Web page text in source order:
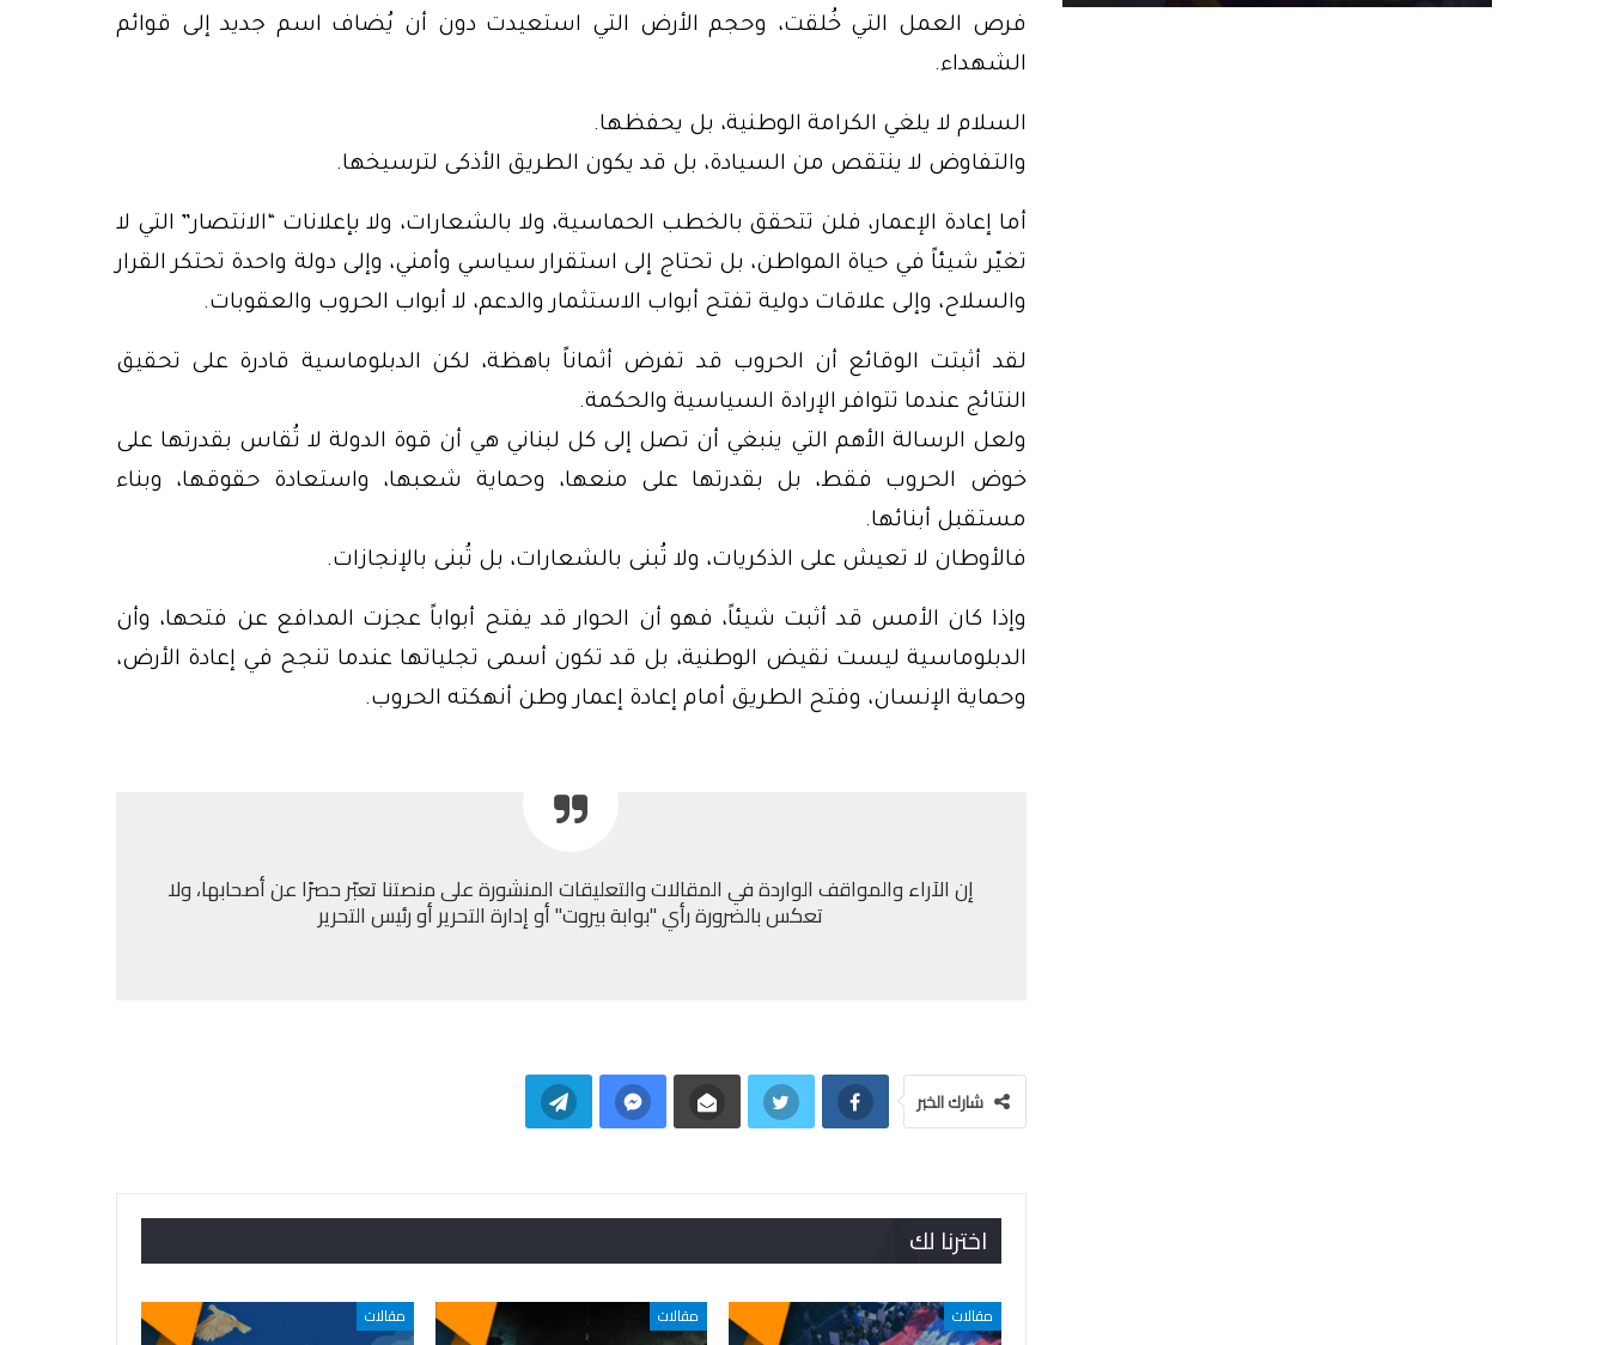
فرص العمل التي خُلقت، وحجم الأرض التي استعيدت دون أن يُضاف اسم جديد إلى قوائم
الشهداء.
السلام لا يلغي الكرامة الوطنية، بل يحفظها.
والتفاوض لا ينتقص من السيادة، بل قد يكون الطريق الأذكى لترسيخها.
أما إعادة الإعمار، فلن تتحقق بالخطب الحماسية، ولا بالشعارات، ولا بإعلانات “الانتصار” التي لا
تغيّر شيئاً في حياة المواطن، بل تحتاج إلى استقرار سياسي وأمني، وإلى دولة واحدة تحتكر القرار
والسلاح، وإلى علاقات دولية تفتح أبواب الاستثمار والدعم، لا أبواب الحروب والعقوبات.
لقد أثبتت الوقائع أن الحروب قد تفرض أثماناً باهظة، لكن الدبلوماسية قادرة على تحقيق
النتائج عندما تتوافر الإرادة السياسية والحكمة.
ولعل الرسالة الأهم التي ينبغي أن تصل إلى كل لبناني هي أن قوة الدولة لا تُقاس بقدرتها على
خوض الحروب فقط، بل بقدرتها على منعها، وحماية شعبها، واستعادة حقوقها، وبناء
مستقبل أبنائها.
فالأوطان لا تعيش على الذكريات، ولا تُبنى بالشعارات، بل تُبنى بالإنجازات.
وإذا كان الأمس قد أثبت شيئاً، فهو أن الحوار قد يفتح أبواباً عجزت المدافع عن فتحها، وأن
الدبلوماسية ليست نقيض الوطنية، بل قد تكون أسمى تجلياتها عندما تنجح في إعادة الأرض،
وحماية الإنسان، وفتح الطريق أمام إعادة إعمار وطن أنهكته الحروب.
إن الآراء والمواقف الواردة في المقالات والتعليقات المنشورة على منصتنا تعبّر حصرًا عن أصحابها، ولا
تعكس بالضرورة رأي "بوابة بيروت" أو إدارة التحرير أو رئيس التحرير
شارك الخبر
اخترنا لك
مقالات مقالات مقالات